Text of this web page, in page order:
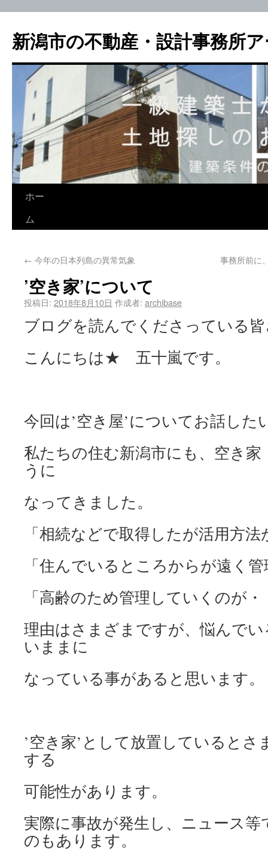
新潟市の不動産・設計事務所
ホー
ム
← 今年の日本列島の異常気象 事務所前に
’空き家’について
投稿日: 2018年8月10日 作成者: archibase
ブログを読んでくださっている
こんにちは★ 五十嵐です。
今回は’空き屋’についてお話した
私たちの住む新潟市にも、空き
うに
なってきました。
「相続などで取得したが活用方
「住んでいるところからが遠く
「高齢のため管理していくのが
理由はさまざまですが、悩んで
いままに
なっている事があると思います。
’空き家’として放置しているとさ
する
可能性があります。
実際に事故が発生し、ニュース
のもあります。